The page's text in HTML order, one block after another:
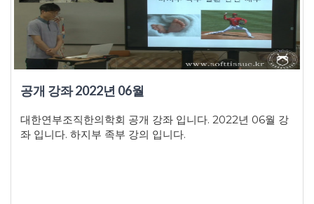
공개 강좌 2022년 06월
대한연부조직한의학회 공개 강좌 입니다. 2022년 06월 강
좌 입니다. 하지부 족부 강의 입니다.